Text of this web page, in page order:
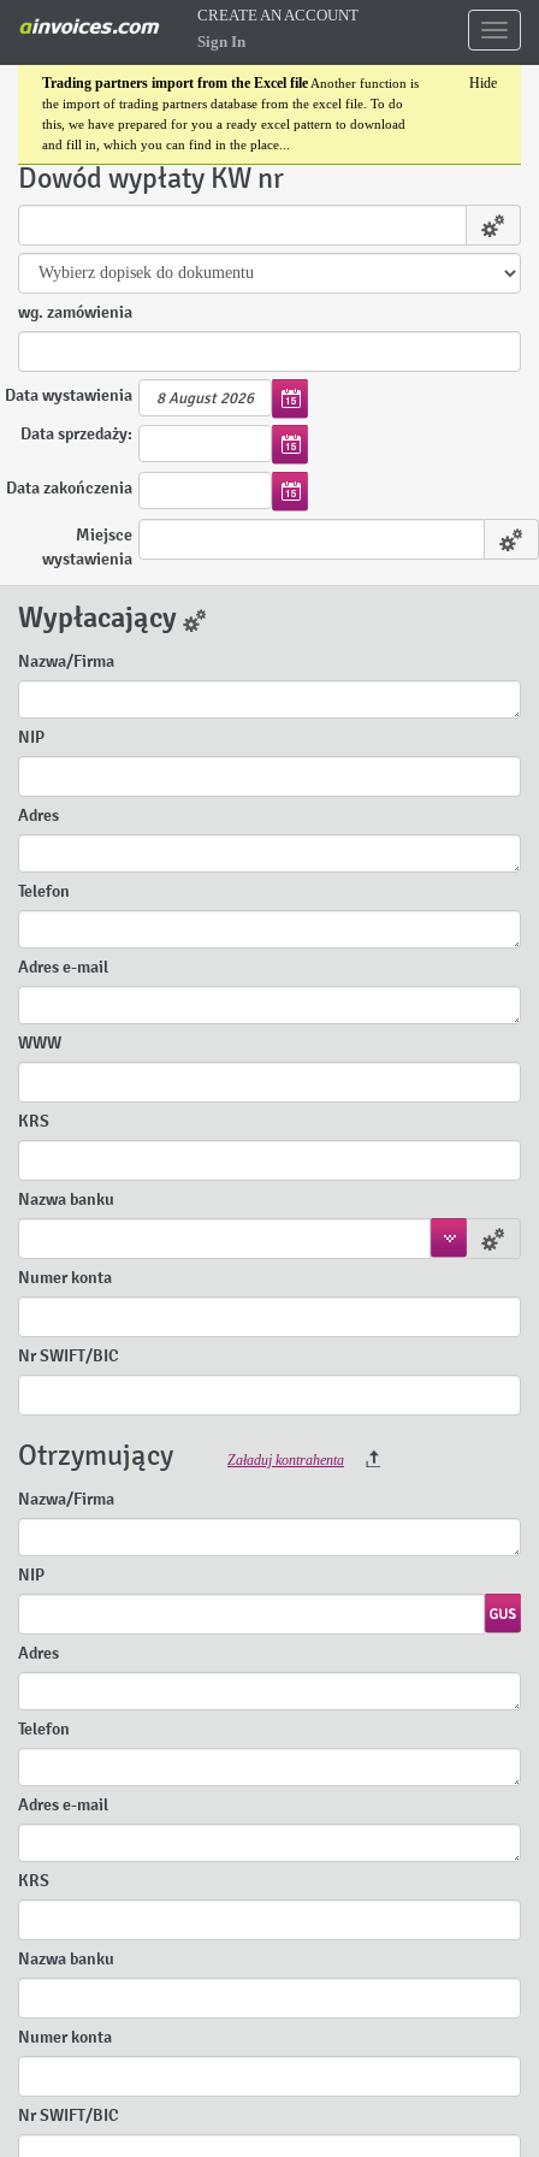
CREATE AN ACCOUNT
Sign In
Toggle
Hide
Trading partners import from the Excel file Another function is
the import of trading partners database from the excel file. To do
this, we have prepared for you a ready excel pattern to download
and fill in, which you can find in the place...
Dowód wypłaty KW nr
wg. zamówienia
Data wystawienia 8 August 2026
Data sprzedaży:
Data zakończenia
Miejsce
wystawienia
Wypłacający
Nazwa/Firma
NIP
Adres
Telefon
Adres e-mail
WWW
KRS
Nazwa banku
Numer konta
Nr SWIFT/BIC
Otrzymujący Załaduj kontrahenta
Nazwa/Firma
NIP
Adres
Telefon
Adres e-mail
KRS
Nazwa banku
Numer konta
Nr SWIFT/BIC